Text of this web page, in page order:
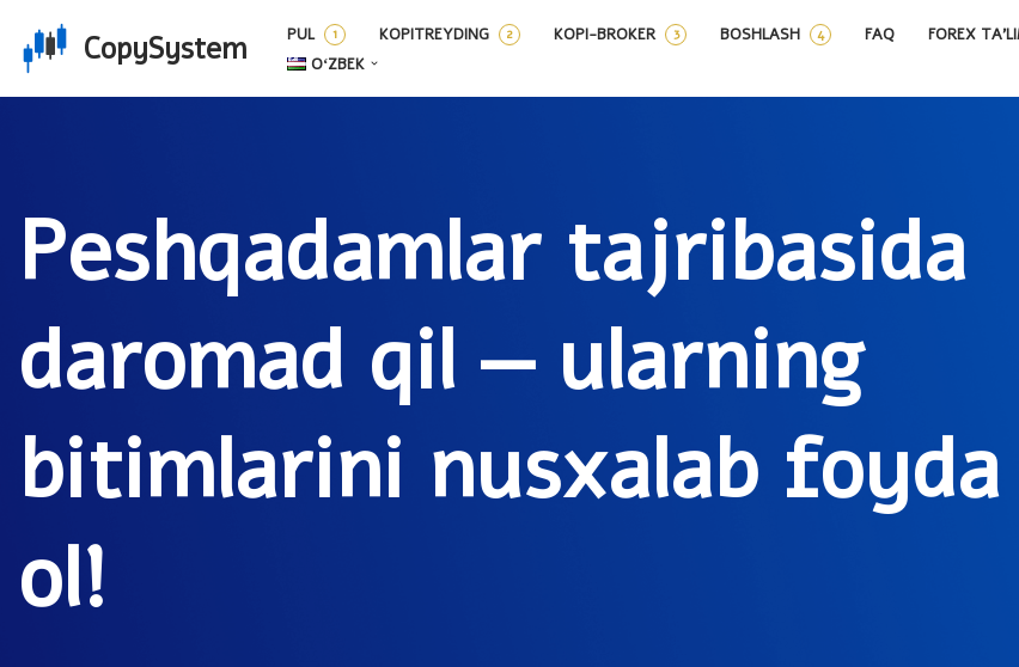
Skip
to
CopySystem PUL KOPITREYDING KOPI-BROKER BOSHLASH FAQ FOREX
OʻZBEK
Peshqadamlar tajribasida
daromad qil — ularning
bitimlarini nusxalab foyda
ol!